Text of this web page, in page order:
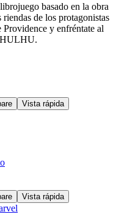
basado en la obra
de los protagonistas
Providence y enfréntate al
Vista rápida
Vista rápida